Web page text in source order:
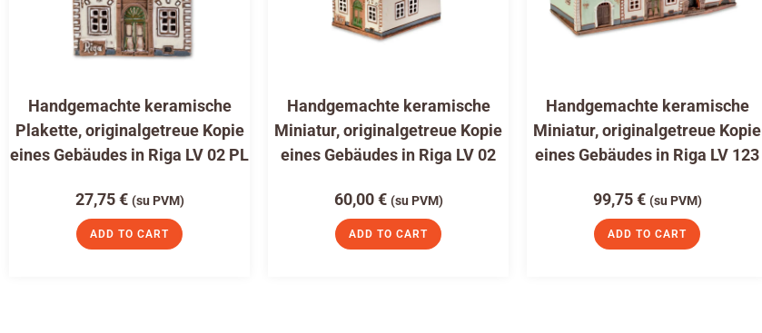
Handgemachte keramische
Plakette, originalgetreue Kopie
eines Gebäudes in Riga LV 02 PL
27,75€ (su PVM)
ADD TO CART
Handgemachte keramische
Miniatur, originalgetreue Kopie
eines Gebäudes in Riga LV 02
60,00€ (su PVM)
ADD TO CART
Handgemachte keramische
Miniatur, originalgetreue Kopie
eines Gebäudes in Riga LV 123
99,75€ (su PVM)
ADD TO CART